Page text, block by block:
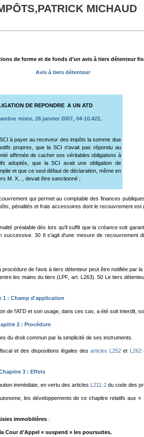
MICHAUD
de forme et de fonds d’un avis à tiers détenteur
Avis à tiers détenteur
DE REPONDRE A UN ATD
mixte, 26 janvier 2007, 04-10.422,
à payer au receveur des impôts la somme due
propres, que la SCI n'avait pas répondu au
affirmée de cacher ses véritables obligations à
adoptés, que la SCI avait une obligation de
et que ce seul défaut de déclaration, même en
M. X..., devait être sanctionné ;
qui permet au comptable des finances
pénalités et frais accessoires dont le recouvrement
préalable dès lors qu'il suffit que la créance soit
30 Il s'agit d'une mesure de recouvrement
de l'avis à tiers détenteur peut être notifiée par
les mains du tiers (LPF, art. L263). 50 Le tiers
1 : Champ d'application
de l'ATD et son usage, dans ces cas, a été soit interdit,
2 : Procédure
du droit commun par la simplicité de ses instruments.
et des dispositions légales desarticles L252 et L 262
3 : Effets
immédiate, en vertu des articles L211-2 du code des
les développements de ce chapitre relatifs
immobilières :
Cour d’Appel « suspend » les poursuites.